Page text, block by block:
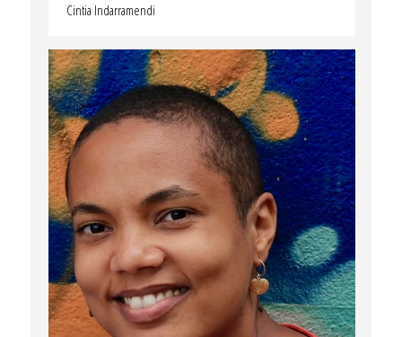
Cintia Indarramendi